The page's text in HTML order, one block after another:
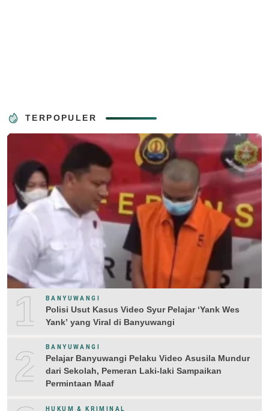
TERPOPULER
1 BANYUWANGI
Polisi Usut Kasus Video Syur Pelajar ‘Yank Wes
Yank’ yang Viral di Banyuwangi
2 BANYUWANGI
Pelajar Banyuwangi Pelaku Video Asusila Mundur
dari Sekolah, Pemeran Laki-laki Sampaikan
Permintaan Maaf
HUKUM & KRIMINAL